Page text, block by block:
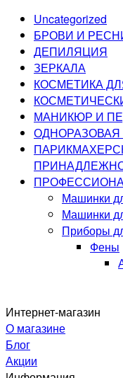
Uncategorized
БРОВИ И
ДЕПИЛЯЦИЯ
ЗЕРКАЛА
КОСМЕТИКА
МАНИКЮР И
Машинки
Машинки
Приборы
Фены
Интернет-магазин
О магазине
Блог
Акции